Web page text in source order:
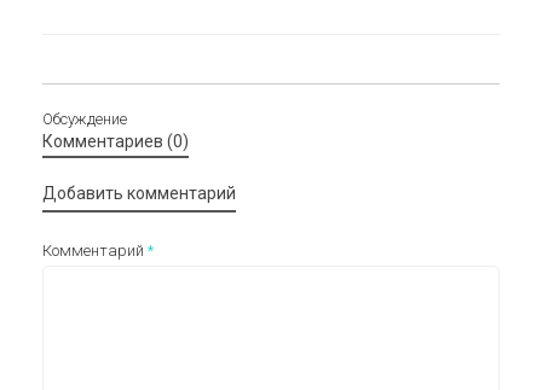
Обсуждение
Комментариев (0)
Добавить комментарий
Комментарий *